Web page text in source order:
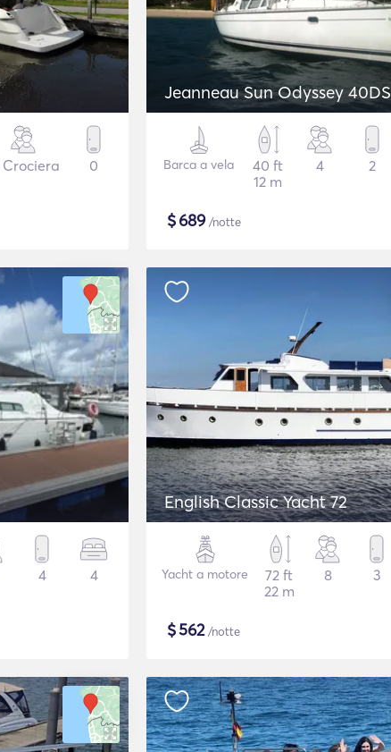
Crociera 0
Jeanneau Sun Odyssey 40DS
Barca a vela
40 ft
12 m
4 2
$689/notte
4 4
English Classic Yacht 72
Yacht a motore
72 ft
22 m
8 3
$562/notte